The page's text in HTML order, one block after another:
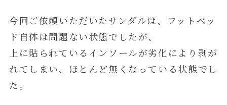
今回ご依頼いただいたサンダルは、フットベッ
ド自体は問題ない状態でしたが、
上に貼られているインソールが劣化により剥が
れてしまい、ほとんど無くなっている状態でし
た。